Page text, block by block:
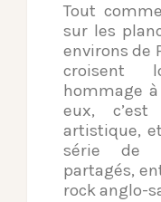
Tout
sur les
environs de
croisent
hommage
eux,
artistique,
série de
partagés,
rock anglo-